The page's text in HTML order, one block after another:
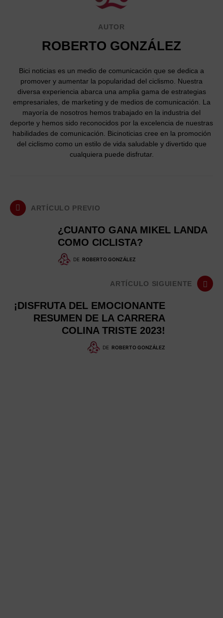
AUTOR
ROBERTO GONZÁLEZ
Bici noticias es un medio de comunicación que se dedica a
promover y aumentar la popularidad del ciclismo. Nuestra
diversa experiencia abarca una amplia gama de estrategias
empresariales, de marketing y de medios de comunicación. La
mayoría de nosotros hemos trabajado en la industria del
deporte y hemos sido reconocidos por la excelencia de nuestras
habilidades de comunicación. Bicinoticias cree en la promoción
del ciclismo como un estilo de vida saludable y divertido que
cualquiera puede disfrutar.
ARTÍCULO PREVIO
¿CUANTO GANA MIKEL LANDA
COMO CICLISTA?
DE ROBERTO GONZÁLEZ
ARTÍCULO SIGUIENTE
¡DISFRUTA DEL EMOCIONANTE
RESUMEN DE LA CARRERA
COLINA TRISTE 2023!
DE ROBERTO GONZÁLEZ